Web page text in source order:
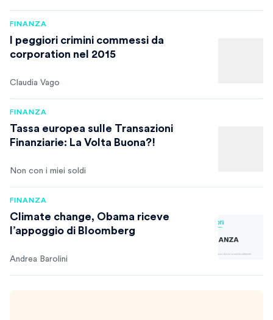
FINANZA
I peggiori crimini commessi da
corporation nel 2015
Claudia Vago
FINANZA
Tassa europea sulle Transazioni
Finanziarie: La Volta Buona?!
Non con i miei soldi
FINANZA
Climate change, Obama riceve
l’appoggio di Bloomberg
Andrea Barolini